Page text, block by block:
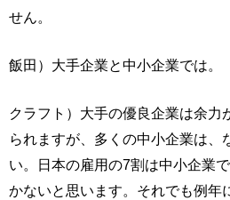
せん。
飯田）大手企業と中小企業では。
クラフト）大手の優良企業は余力
られますが、多くの中小企業は、
い。日本の雇用の7割は中小企業
かないと思います。それでも例年